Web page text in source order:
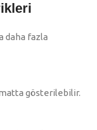
daha fazla
gösterilebilir.